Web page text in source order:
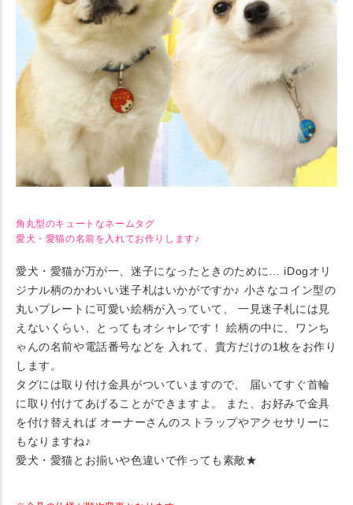
角丸型のキュートなネームタグ
愛犬・愛猫の名前を入れてお作りします♪
愛犬・愛猫が万が一、迷子になったときのために… iDogオリ
ジナル柄のかわいい迷子札はいかがですか♪ 小さなコイン型の
丸いプレートに可愛い絵柄が入っていて、 一見迷子札には見
えないくらい、とってもオシャレです！ 絵柄の中に、ワンち
ゃんの名前や電話番号などを 入れて、貴方だけの1枚をお作り
します。
タグには取り付け金具がついていますので、 届いてすぐ首輪
に取り付けてあげることができますよ。 また、お好みで金具
を付け替えれば オーナーさんのストラップやアクセサリーに
もなりますね♪
愛犬・愛猫とお揃いや色違いで作っても素敵★